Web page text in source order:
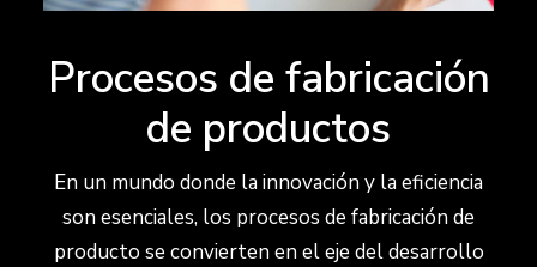
Procesos de fabricación
de productos
En un mundo donde la innovación y la eficiencia
son esenciales, los procesos de fabricación de
producto se convierten en el eje del desarrollo